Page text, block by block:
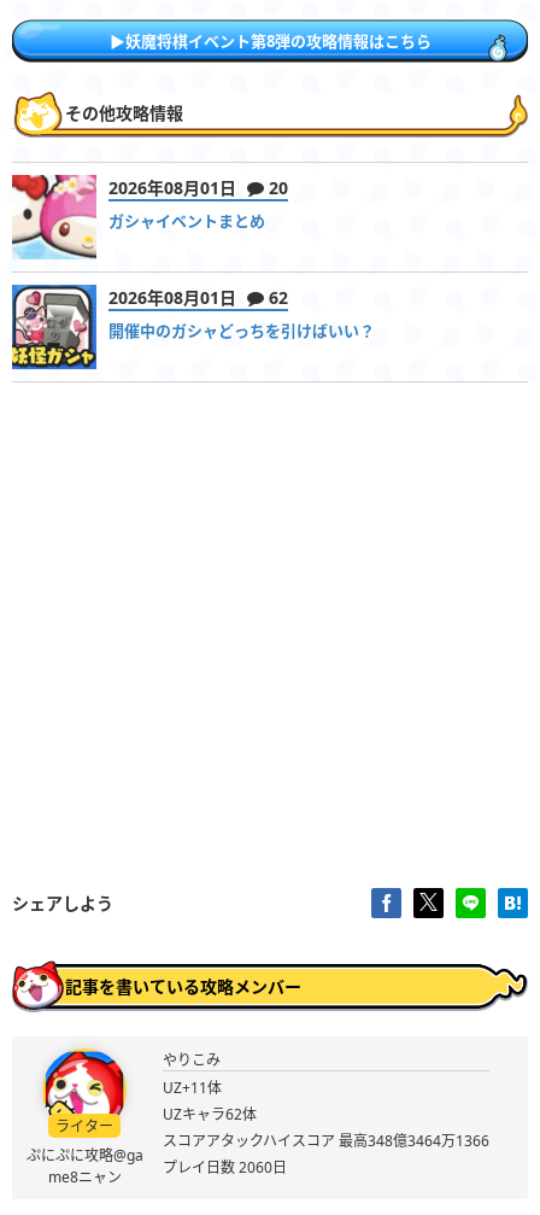
▶妖魔将棋イベント第8弾の攻略情報はこちら
その他攻略情報
2026年08月01日 20
ガシャイベントまとめ
2026年08月01日 62
開催中のガシャどっちを引けばいい？
シェアしよう
記事を書いている攻略メンバー
ライター
ぷにぷに攻略@ga
me8ニャン
やりこみ
UZ+11体
UZキャラ62体
スコアアタックハイスコア 最高348億3464万1366
プレイ日数 2060日